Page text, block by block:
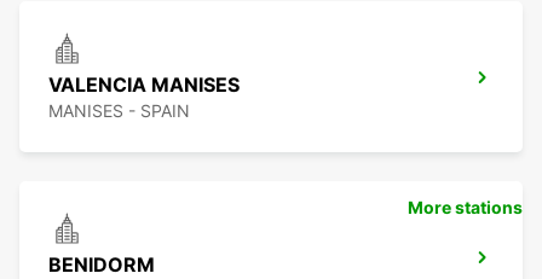
VALENCIA MANISES
MANISES - SPAIN
BENIDORM
More stations